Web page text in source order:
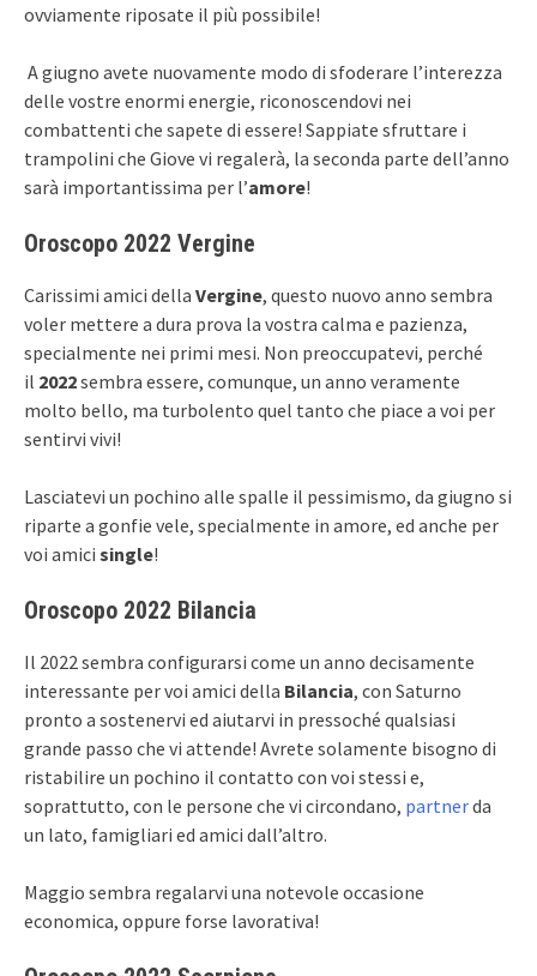
ovviamente riposate il più possibile!
A giugno avete nuovamente modo di sfoderare l’interezza
delle vostre enormi energie, riconoscendovi nei
combattenti che sapete di essere! Sappiate sfruttare i
trampolini che Giove vi regalerà, la seconda parte dell’anno
sarà importantissima per l’amore!
Oroscopo 2022 Vergine
Carissimi amici della Vergine, questo nuovo anno sembra
voler mettere a dura prova la vostra calma e pazienza,
specialmente nei primi mesi. Non preoccupatevi, perché
il 2022sembra essere, comunque, un anno veramente
molto bello, ma turbolento quel tanto che piace a voi per
sentirvi vivi!
Lasciatevi un pochino alle spalle il pessimismo, da giugno si
riparte a gonfie vele, specialmente in amore, ed anche per
voi amici single!
Oroscopo 2022 Bilancia
Il 2022 sembra configurarsi come un anno decisamente
interessante per voi amici della Bilancia, con Saturno
pronto a sostenervi ed aiutarvi in pressoché qualsiasi
grande passo che vi attende! Avrete solamente bisogno di
ristabilire un pochino il contatto con voi stessi e,
soprattutto, con le persone che vi circondano, partnerda
un lato, famigliari ed amici dall’altro.
Maggio sembra regalarvi una notevole occasione
economica, oppure forse lavorativa!